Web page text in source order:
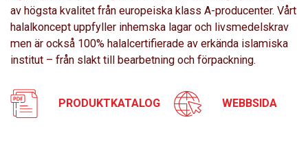
av högsta kvalitet från europeiska klass A-producenter. Vårt
halalkoncept uppfyller inhemska lagar och livsmedelskrav
men är också 100% halalcertifierade av erkända islamiska
institut – från slakt till bearbetning och förpackning.
PRODUKTKATALOG WEBBSIDA